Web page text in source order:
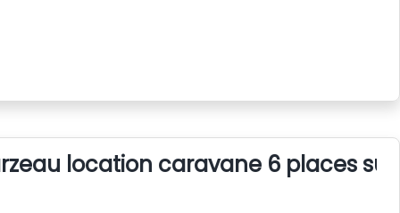
location caravane 6 places